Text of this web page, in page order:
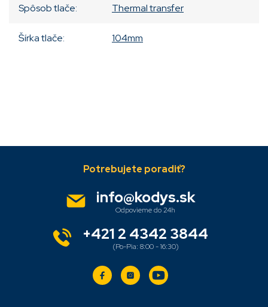
Spôsob tlače: Thermal transfer
Šírka tlače: 104mm
info@kodys.sk
+421 2 4342 3844